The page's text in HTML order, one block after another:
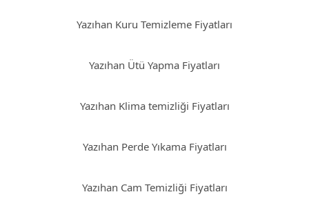
Yazıhan Kuru Temizleme Fiyatları
Yazıhan Ütü Yapma Fiyatları
Yazıhan Klima temizliği Fiyatları
Yazıhan Perde Yıkama Fiyatları
Yazıhan Cam Temizliği Fiyatları